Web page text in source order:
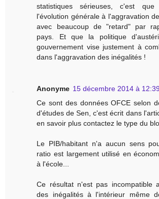
statistiques sérieuses, c'est
l'évolution générale à l'aggravation
avec beaucoup de "retard" par
pays. Et que la politique
gouvernement vise justement à
dans l'aggravation des inégalités !
Anonyme 15 décembre 2014 à
Ce sont des données OFCE selon
d'études de Sen, c'est écrit dans
en savoir plus contactez le type du
Le PIB/habitant n'a aucun sens
ratio est largement utilisé en
à l'école...
Ce résultat n'est pas incompatible
des inégalités à l'intérieur même